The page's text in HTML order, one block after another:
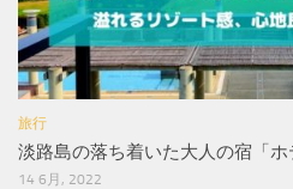
旅行
淡路島の落ち着いた大人の宿「ホ
14 6月, 2022